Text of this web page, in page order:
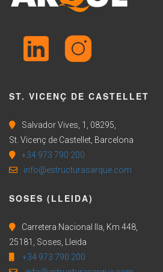
ST. VICENÇ DE CASTELLET
Salvador Vives, 1, 08295,
St. Vicenç de Castellet, Barcelona
+34 973 790 200
info@estructurasarque.com
SOSES (LLEIDA)
Carretera Nacional IIa, Km 448,
25181, Soses, Lleida
+34 973 790 200